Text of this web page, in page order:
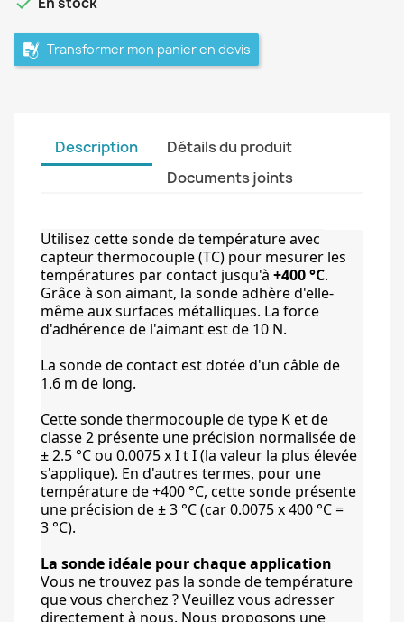
Transformer mon panier en devis
Description
Détails du produit
Documents joints
Utilisez cette sonde de température avec
capteur thermocouple (TC) pour mesurer les
températures par contact jusqu'à +400 °C.
Grâce à son aimant, la sonde adhère d'elle-
même aux surfaces métalliques. La force
d'adhérence de l'aimant est de 10 N.
La sonde de contact est dotée d'un câble de
1.6 m de long.
Cette sonde thermocouple de type K et de
classe 2 présente une précision normalisée de
± 2.5 °C ou 0.0075 x I t I (la valeur la plus élevée
s'applique). En d'autres termes, pour une
température de +400 °C, cette sonde présente
une précision de ± 3 °C (car 0.0075 x 400 °C =
3 °C).
La sonde idéale pour chaque application
Vous ne trouvez pas la sonde de température
que vous cherchez ? Veuillez vous adresser
directement à nous. Nous proposons une